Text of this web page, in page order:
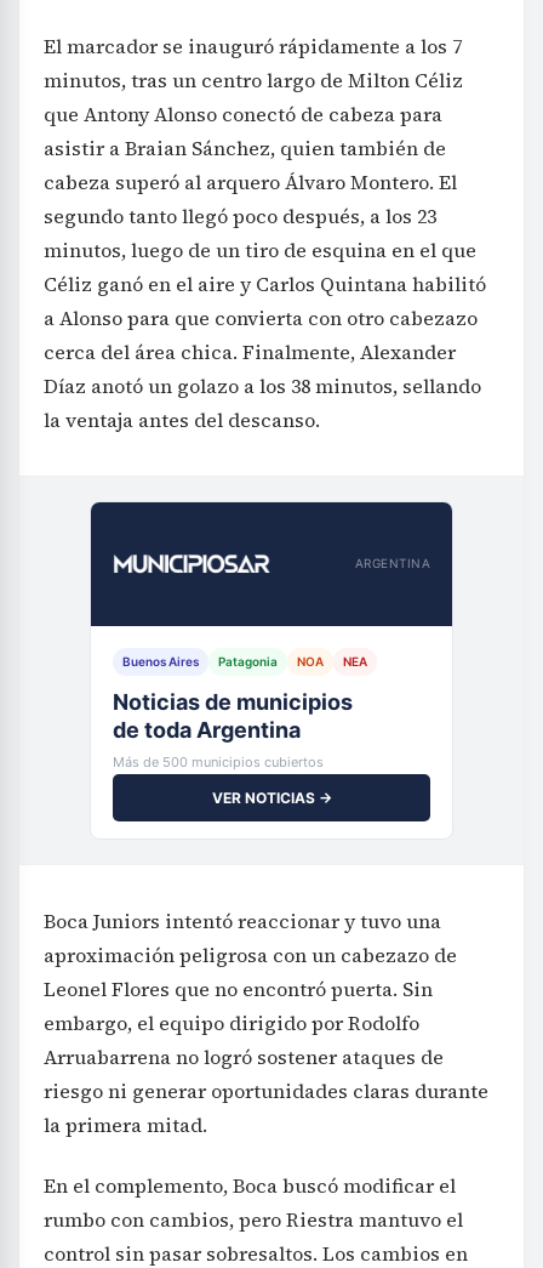
El marcador se inauguró rápidamente a los 7
minutos, tras un centro largo de Milton Céliz
que Antony Alonso conectó de cabeza para
asistir a Braian Sánchez, quien también de
cabeza superó al arquero Álvaro Montero. El
segundo tanto llegó poco después, a los 23
minutos, luego de un tiro de esquina en el que
Céliz ganó en el aire y Carlos Quintana habilitó
a Alonso para que convierta con otro cabezazo
cerca del área chica. Finalmente, Alexander
Díaz anotó un golazo a los 38 minutos, sellando
la ventaja antes del descanso.
ARGENTINA
Buenos Aires Patagonia NOA NEA
Noticias de municipios
de toda Argentina
Más de 500 municipios cubiertos
VER NOTICIAS →
Boca Juniors intentó reaccionar y tuvo una
aproximación peligrosa con un cabezazo de
Leonel Flores que no encontró puerta. Sin
embargo, el equipo dirigido por Rodolfo
Arruabarrena no logró sostener ataques de
riesgo ni generar oportunidades claras durante
la primera mitad.
En el complemento, Boca buscó modificar el
rumbo con cambios, pero Riestra mantuvo el
control sin pasar sobresaltos. Los cambios en